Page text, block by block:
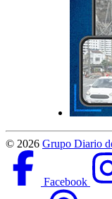
© 2026 Grupo Diario
Facebook